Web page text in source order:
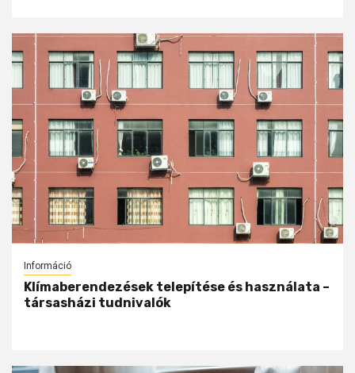
Információ
Klímaberendezések telepítése és használata –
társasházi tudnivalók